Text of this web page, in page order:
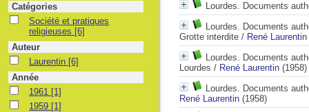
Lourdes. Documents
Lourdes. Documents
Grotte interdite / René Laurentin
Lourdes. Documents
Lourdes / René Laurentin (1958)
Lourdes. Documents
René Laurentin (1958)
Catégories
Société et pratiques religieuses
Société et pratiques
religieuses [6]
Auteur
LaurentinLaurentin [6]
Année
1961 1961 [1]
1959 1959 [1]